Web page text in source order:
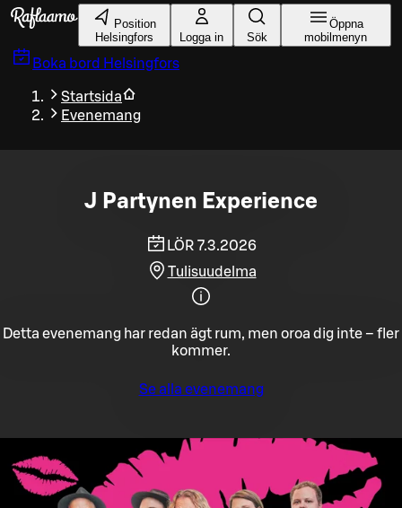
Gå till huvudinnehållet
Position
Helsingfors
Logga in Sök
Öppna
mobilmenyn
Boka bord Helsingfors
Startsida
Evenemang
J Partynen Experience
LÖR 7.3.2026
Tulisuudelma
Detta evenemang har redan ägt rum, men oroa dig inte – fler
kommer.
Se alla evenemang